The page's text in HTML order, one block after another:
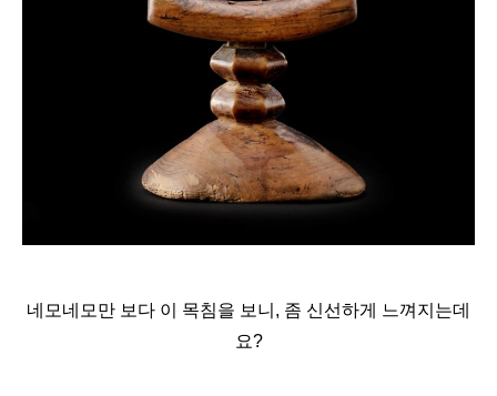
네모네모만 보다 이 목침을 보니, 좀 신선하게 느껴지는데
요?